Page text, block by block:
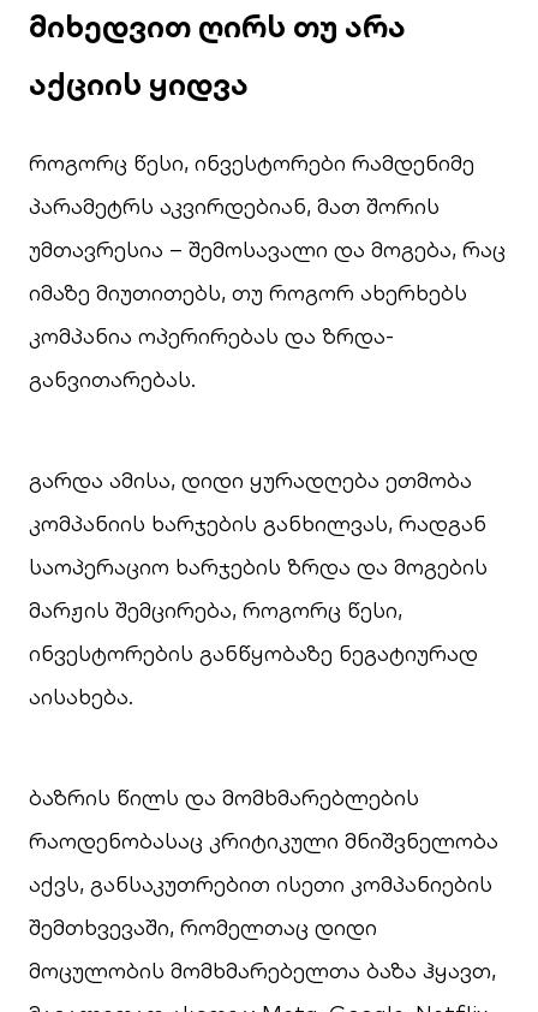
მიხედვით ღირს თუ არა
აქციის ყიდვა
როგორც წესი, ინვესტორები რამდენიმე
პარამეტრს აკვირდებიან, მათ შორის
უმთავრესია – შემოსავალი და მოგება, რაც
იმაზე მიუთითებს, თუ როგორ ახერხებს
კომპანია ოპერირებას და ზრდა-
განვითარებას.
გარდა ამისა, დიდი ყურადღება ეთმობა
კომპანიის ხარჯების განხილვას, რადგან
საოპერაციო ხარჯების ზრდა და მოგების
მარჟის შემცირება, როგორც წესი,
ინვესტორების განწყობაზე ნეგატიურად
აისახება.
ბაზრის წილს და მომხმარებლების
რაოდენობასაც კრიტიკული მნიშვნელობა
აქვს, განსაკუთრებით ისეთი კომპანიების
შემთხვევაში, რომელთაც დიდი
მოცულობის მომხმარებელთა ბაზა ჰყავთ,